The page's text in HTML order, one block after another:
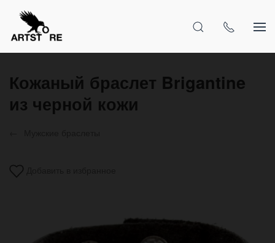
Кожаный браслет Brigantine
из черной кожи